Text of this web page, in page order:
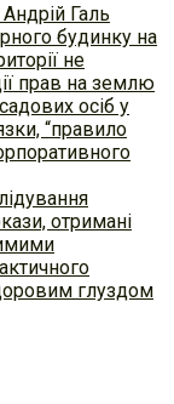
Галь
будинку на
не
прав на землю
осіб у
“правило
отримані
глуздом